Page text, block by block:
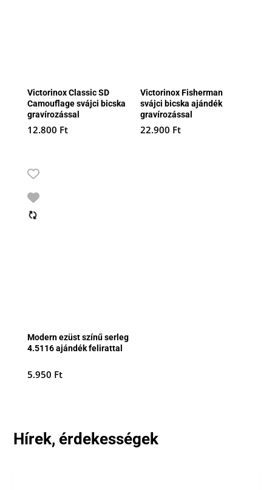
Victorinox Classic SD
Camouflage svájci bicska
gravírozással
12.800 Ft
Victorinox Fisherman
svájci bicska ajándék
gravírozással
22.900 Ft
Modern ezüst színű serleg
4.5116 ajándék felirattal
5.950 Ft
Hírek, érdekességek